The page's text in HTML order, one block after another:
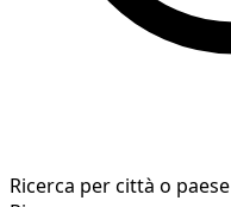
Ricerca per città o paese